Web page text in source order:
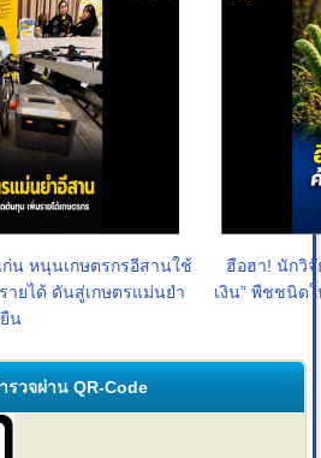
น หนุนเกษตรกรอีสานใช้
ายได้ ดันสู่เกษตรแม่นยำ
น
ฮือฮา! นักวิ
เงิน” พืชชนิด
รวจผ่าน QR-Code